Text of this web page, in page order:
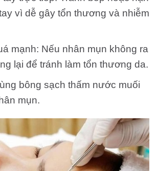
vì dễ gây tổn thương và nhiễm
mạnh: Nếu nhân mụn không ra
lại để tránh làm tổn thương da.
bông sạch thấm nước muối
mụn.